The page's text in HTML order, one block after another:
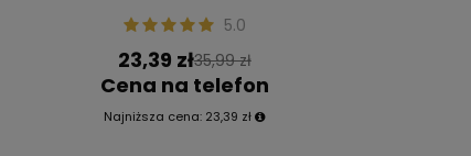
5.0
23,39 zł35,99 zł
Cena na telefon
Najniższa cena: 23,39 zł